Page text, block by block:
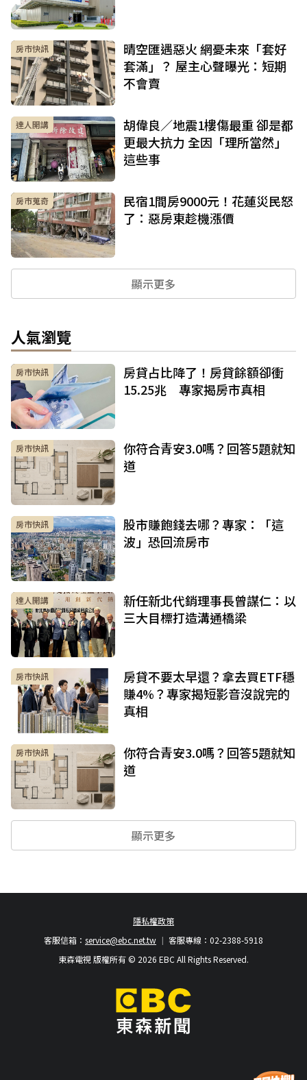
房市快訊
晴空匯遇惡火 網憂未來「套好
套滿」？ 屋主心聲曝光：短期
不會賣
達人開講
胡偉良／地震1樓傷最重 卻是都
更最大抗力 全因「理所當然」
這些事
房市蒐奇
民宿1間房9000元！花蓮災民怒
了：惡房東趁機漲價
顯示更多
人氣瀏覽
房市快訊
房貸占比降了！房貸餘額卻衝
15.25兆 專家揭房市真相
房市快訊
你符合青安3.0嗎？回答5題就知
道
房市快訊
股市賺飽錢去哪？專家：「這
波」恐回流房市
達人開講
新任新北代銷理事長曾謀仁：以
三大目標打造溝通橋梁
房市快訊
房貸不要太早還？拿去買ETF穩
賺4%？專家揭短影音沒說完的
真相
房市快訊
你符合青安3.0嗎？回答5題就知
道
顯示更多
隱私權政策
客服專線：02-2388-5918
客服信箱： service@ebc.net.tw
東森電視 版權所有 © 2026 EBC All Rights Reserved.